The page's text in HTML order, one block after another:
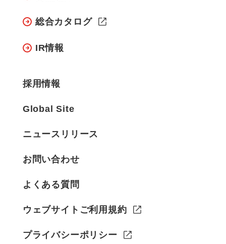
総合カタログ
IR情報
採用情報
Global Site
ニュースリリース
お問い合わせ
よくある質問
ウェブサイトご利用規約
プライバシーポリシー